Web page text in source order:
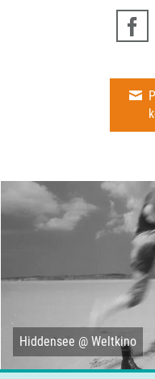
Hiddensee @ Weltkino